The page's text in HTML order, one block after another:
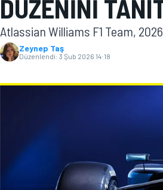
MOTOGP
DÜZENINI
Atlassian Williams F1 Team,
Zeynep Taş
Düzenlendi: 3 Şub 2026 14:18